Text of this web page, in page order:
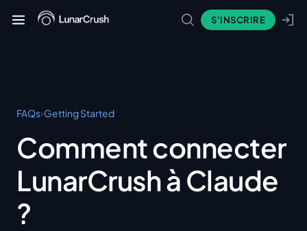
S'INSCRIRE
FAQs›Getting Started
Comment connecter
LunarCrush à Claude
?